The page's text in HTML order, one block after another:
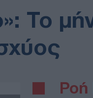
Το
Ροή